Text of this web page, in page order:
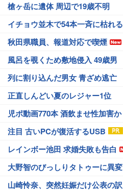
槍ヶ岳に遺体 周辺で19歳不明
イチョウ並木で54本一斉に枯れる
秋田県職員、報道対応で喫煙
風呂を覗くため敷地侵入 49歳男
列に割り込んだ男女 青ざめ逃亡
正直しんどい夏のレジャー1位
児ポ動画770本 酒飲ませ性加害か
注目 古いPCが復活するUSB
レインボー池田 求婚失敗も告白
大野智のびっしりタトゥーに異変
山崎怜奈、突然妊娠だけ公表の訳